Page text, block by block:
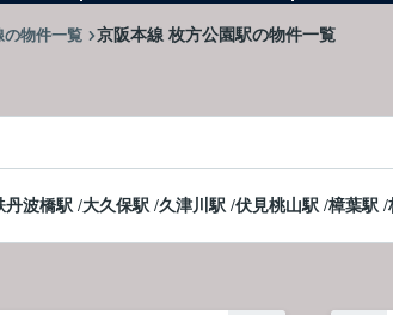
の物件一覧 京阪本線 枚方公園駅の物件一覧
丹波橋駅 /大久保駅 /久津川駅 /伏見桃山駅 /樟葉駅 /